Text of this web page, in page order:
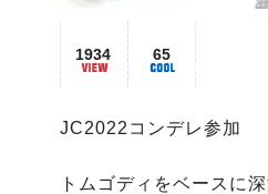
1934 65
JC2022コンデレ参加
トムゴディをベースに